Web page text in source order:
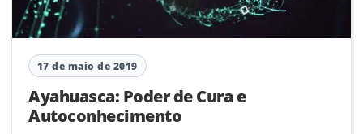
17 de maio de 2019
Ayahuasca: Poder de Cura e
Autoconhecimento